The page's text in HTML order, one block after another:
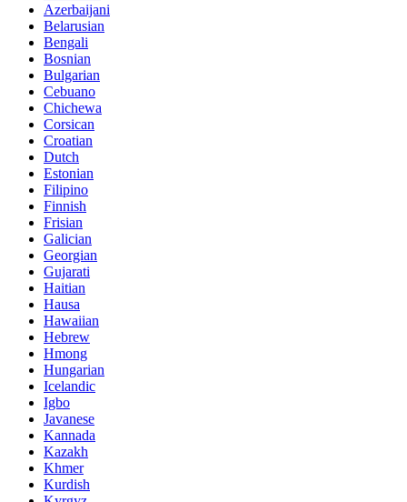
Azerbaijani
Belarusian
Bengali
Bosnian
Bulgarian
Cebuano
Chichewa
Corsican
Croatian
Dutch
Estonian
Filipino
Finnish
Frisian
Galician
Georgian
Gujarati
Haitian
Hausa
Hawaiian
Hebrew
Hmong
Hungarian
Icelandic
Igbo
Javanese
Kannada
Kazakh
Khmer
Kurdish